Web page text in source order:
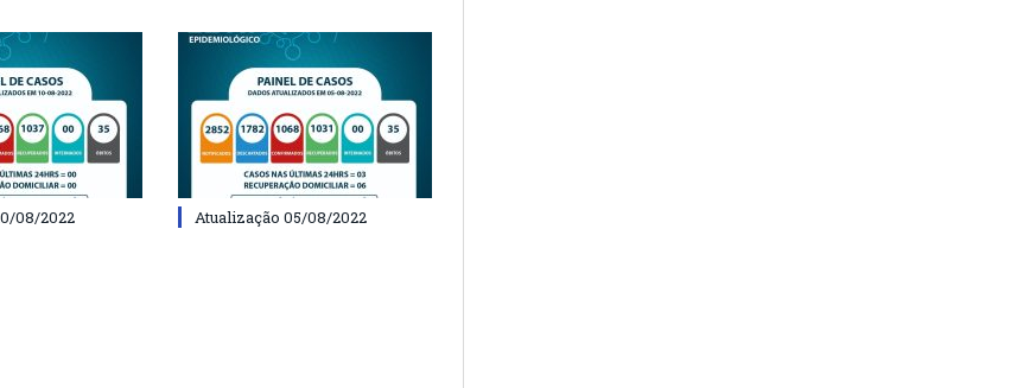
08/2022 Atualização 05/08/2022